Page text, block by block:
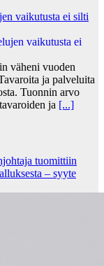
vaikutusta ei silti
väheni vuoden
ja palveluita
Tuonnin arvo
ja [...]
tuo­mit­tiin
– syyte